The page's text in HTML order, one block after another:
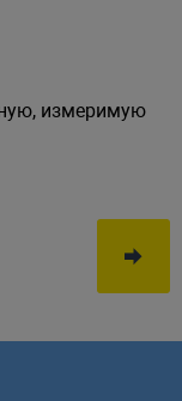
измеримую